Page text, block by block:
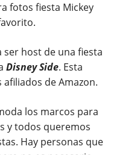
fotos fiesta Mickey
host de una fiesta
Disney Side. Esta
de Amazon.
los marcos para
y todos queremos
Hay personas que